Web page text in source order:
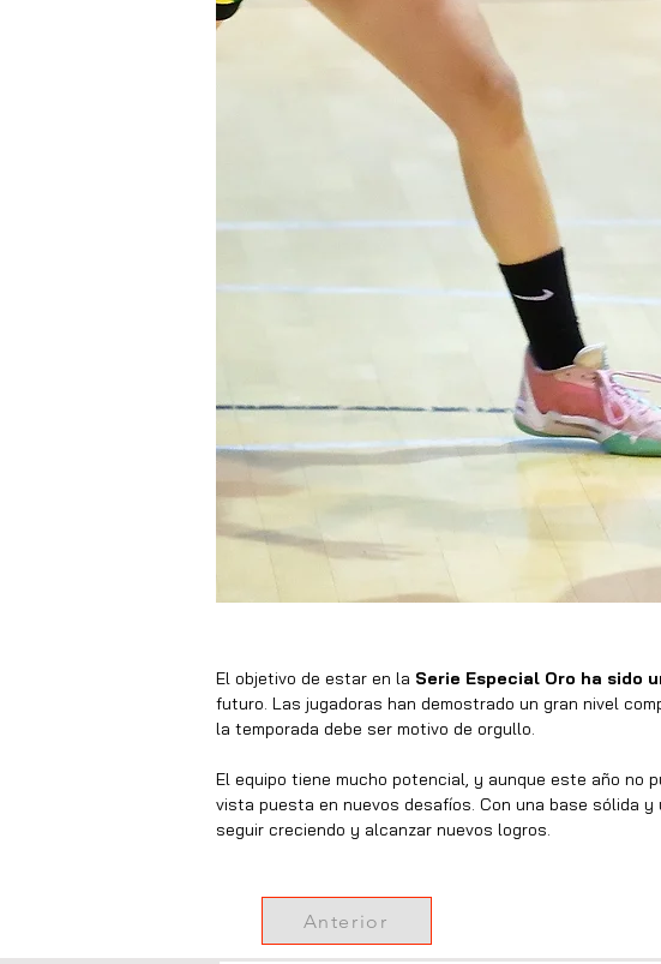
El objetivo de estar en la Serie Especial Oro ha sido
futuro. Las jugadoras han demostrado un gran nivel
la temporada debe ser motivo de orgullo.
El equipo tiene mucho potencial, y aunque este año no
vista puesta en nuevos desafíos. Con una base sólida
seguir creciendo y alcanzar nuevos logros.
Anterior